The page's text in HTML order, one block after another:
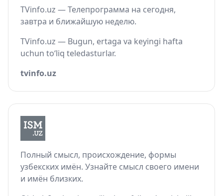
TVinfo.uz — Телепрограмма на сегодня,
завтра и ближайшую неделю.
TVinfo.uz — Bugun, ertaga va keyingi hafta
uchun to‘liq teledasturlar.
tvinfo.uz
Полный смысл, происхождение, формы
узбекских имён. Узнайте смысл своего имени
и имён близких.